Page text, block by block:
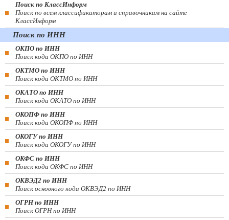
Поиск по КлассИнформ
Поиск по всем классификаторам и справочникам на сайте
КлассИнформ
Поиск по ИНН
ОКПО по ИНН
Поиск кода ОКПО по ИНН
ОКТМО по ИНН
Поиск кода ОКТМО по ИНН
ОКАТО по ИНН
Поиск кода ОКАТО по ИНН
ОКОПФ по ИНН
Поиск кода ОКОПФ по ИНН
ОКОГУ по ИНН
Поиск кода ОКОГУ по ИНН
ОКФС по ИНН
Поиск кода ОКФС по ИНН
ОКВЭД2 по ИНН
Поиск основного кода ОКВЭД2 по ИНН
ОГРН по ИНН
Поиск ОГРН по ИНН